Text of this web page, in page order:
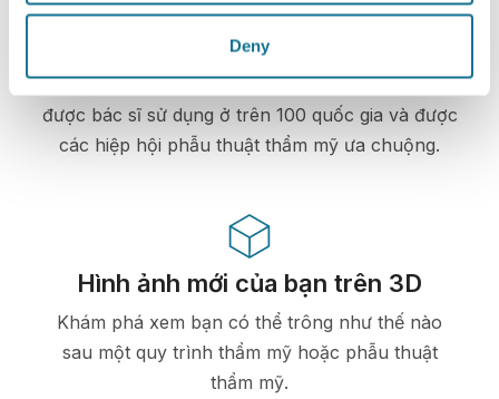
Deny
Công nghệ cao
Mô phỏng 3D dựa trên web đầu tiên dành cho
phẫu thuật thẩm mỹ và các thủ tục thẩm mỹ đã
được bác sĩ sử dụng ở trên 100 quốc gia và được
các hiệp hội phẫu thuật thẩm mỹ ưa chuộng.
Hình ảnh mới của bạn trên 3D
Khám phá xem bạn có thể trông như thế nào
sau một quy trình thẩm mỹ hoặc phẫu thuật
thẩm mỹ.